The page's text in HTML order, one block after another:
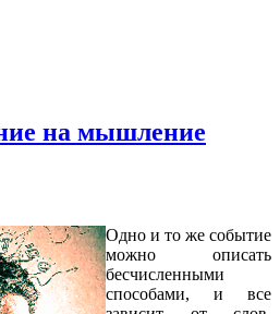
на мышление
Одно и то же событие
можно описать
бесчисленными
способами, и все